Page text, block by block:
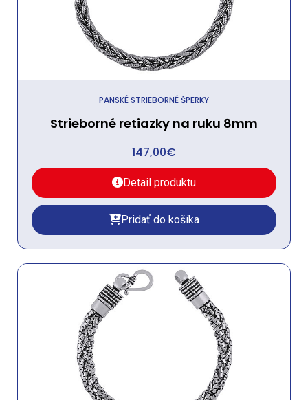
PANSKÉ STRIEBORNÉ ŠPERKY
Strieborné retiazky na ruku 8mm
147,00€
Detail produktu
Pridať do košíka